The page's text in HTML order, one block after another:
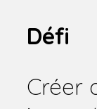
Défi
Créer